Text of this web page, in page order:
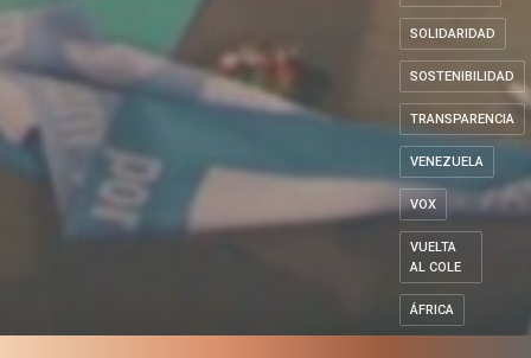
SOLIDARIDAD
SOSTENIBILIDAD
TRANSPARENCIA
VENEZUELA
VOX
VUELTA
AL COLE
ÁFRICA